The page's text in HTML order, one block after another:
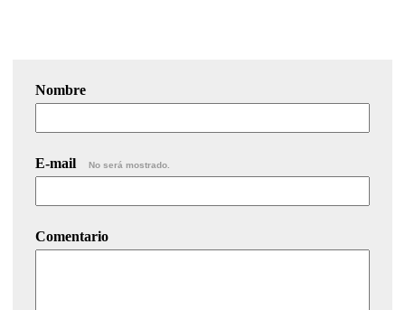
Nombre
E-mail No será mostrado.
Comentario